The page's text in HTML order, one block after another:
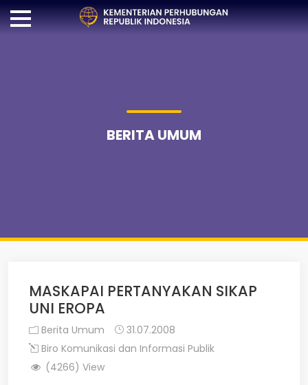
BERITA UMUM
MASKAPAI PERTANYAKAN SIKAP
UNI EROPA
Berita Umum
31.07.2008
Biro Komunikasi dan Informasi Publik
(4266) View